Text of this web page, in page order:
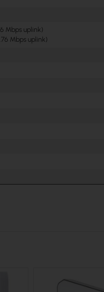
Mbps uplink)
Mbps uplink)